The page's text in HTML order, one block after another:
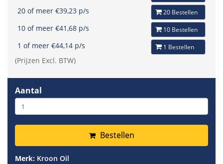
20 of meer €39,23 p/s 20 Bestellen
10 of meer €41,68 p/s 10 Bestellen
1 of meer €44,14 p/s 1 Bestellen
(Prijzen Excl. BTW)
Aantal
Bestellen
Merk: Kroon Oil